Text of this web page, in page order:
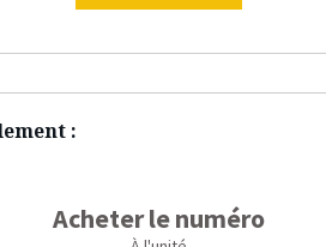
:
Acheter le numéro